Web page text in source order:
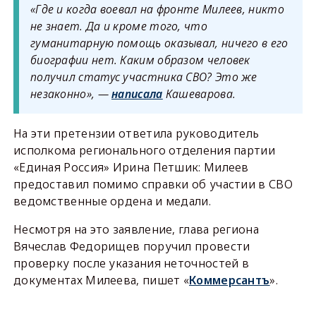
«Где и когда воевал на фронте Милеев, никто
не знает. Да и кроме того, что
гуманитарную помощь оказывал, ничего в его
биографии нет. Каким образом человек
получил статус участника СВО? Это же
незаконно», —написала Кашеварова.
На эти претензии ответила руководитель
исполкома регионального отделения партии
«Единая Россия» Ирина Петшик: Милеев
предоставил помимо справки об участии в СВО
ведомственные ордена и медали.
Несмотря на это заявление, глава региона
Вячеслав Федорищев поручил провести
проверку после указания неточностей в
документах Милеева, пишет «Коммерсантъ».